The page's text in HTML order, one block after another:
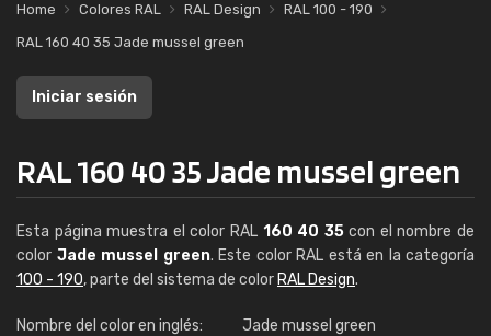
Home Colores RAL RAL Design
RAL 100 - 190
RAL 160 40 35 Jade mussel green
Iniciar sesión
RAL 160 40 35 Jade mussel green
Esta página muestra el color RAL 160 40 35con el nombre de
color Jade mussel green. Este color RAL está en la categoría
100 - 190, parte del sistema de color RAL Design.
Nombre del color en inglés:
Jade mussel green